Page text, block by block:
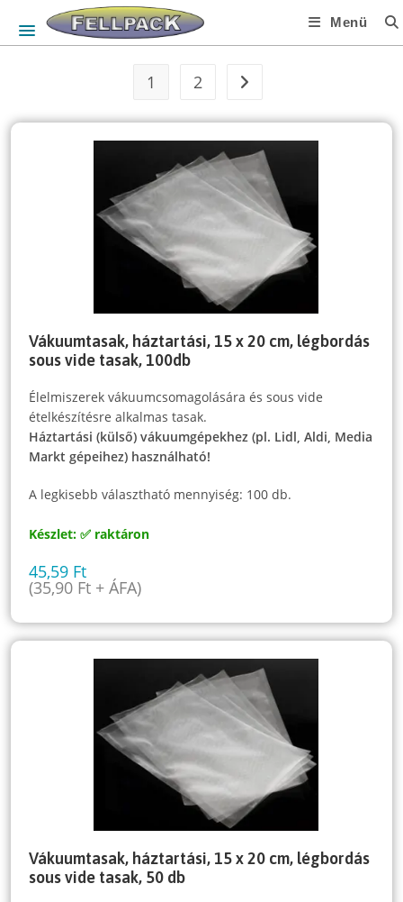
Menü
1 2
Vákuumtasak, háztartási, 15 x 20 cm, légbordás
sous vide tasak, 100db
Élelmiszerek vákuumcsomagolására és sous vide
ételkészítésre alkalmas tasak.
Háztartási (külső) vákuumgépekhez (pl. Lidl, Aldi, Media
Markt gépeihez) használható!
A legkisebb választható mennyiség: 100 db.
Készlet: ✅ raktáron
45,59 Ft
(35,90 Ft + ÁFA)
Vákuumtasak, háztartási, 15 x 20 cm, légbordás
sous vide tasak, 50 db